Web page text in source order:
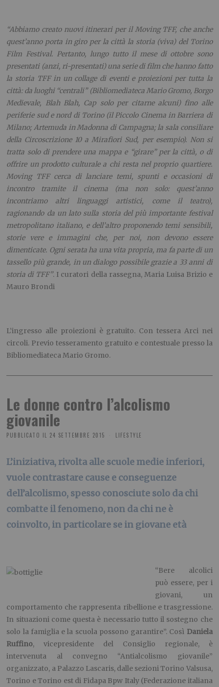
“Abbiamo creato nuovi itinerari per il Moving TFF, che anche
quest’anno porta in giro per la città la storia (viva) del Torino
Film Festival. Pertanto, lungo tutto il mese di ottobre sono
presentati (anzi, ri-presentati) una serie di film che hanno fatto
la storia TFF in un collage di eventi e proiezioni per tutta la
città: da luoghi “centrali” (Bibliomediateca Mario Gromo, Borgo
Medievale, Blah Blah, Cap solo per citarne alcuni) fino alle
periferie sud e nord di Torino (il Piccolo Cinema in Barriera di
Milano; Artemuda in Madonna di Campagna; la sala consiliare
della Circoscrizione 10 a Mirafiori Sud, per esempio). Non si
tratta solo di prendere una mappa e “girare” per la città, o di
offrire un prodotto culturale a chi resta nel proprio quartiere.
Moving TFF cerca di lanciare temi, spunti e occasioni di
incontro tramite il cinema (ma non solo: quest’anno
incontriamo altri linguaggi artistici, come il teatro),
ragionando da un lato sulla storia del più importante festival
metropolitano italiano, e dell’altro proponendo temi sensibili,
storie vere e immagini che, per noi, non devono essere
dimenticate. Ogni serata ha una vita propria, ma fa parte di un
tassello più grande, in un dialogo possibile grazie a 33 anni di
storia di TFF”. I curatori della rassegna, Maria Luisa Brizio e
Mauro Brondi
L’ingresso alle proiezioni è gratuito. Con tessera Arci nei
circoli. Previo tesseramento gratuito e contestuale presso la
Bibliomediateca Mario Gromo.
Le donne contro l’alcolismo
giovanile
PUBBLICATO IL 24 SETTEMBRE 2015 LIFESTYLE
L’iniziativa, rivolta alle scuole medie inferiori,
vuole contrastare cause e conseguenze
dell’alcolismo, spesso conosciute solo da chi
combatte il fenomeno, non da chi ne è
coinvolto, in particolare se in giovane età
“Bere alcolici
può essere, per i
giovani, un
comportamento che rappresenta ribellione e trasgressione.
In situazioni come questa è necessario tutto il sostegno che
solo la famiglia e la scuola possono garantire”. Così Daniela
Ruffino, vicepresidente del Consiglio regionale, è
intervenuta al convegno “Antialcolismo giovanile”
organizzato, a Palazzo Lascaris, dalle sezioni Torino Valsusa,
Torino e Torino est di Fidapa Bpw Italy (Federazione italiana